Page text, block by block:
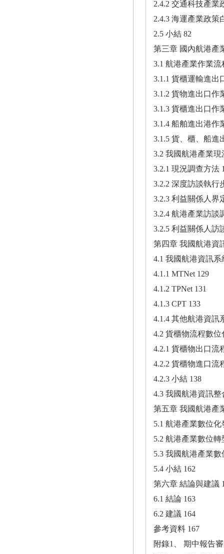
2.4.2 交通科技產業
2.4.3 海運產業政策
2.5 小結 82
第三章 國內航港產
3.1 航港產業作業流
3.1.1 貨櫃運輸進出
3.1.2 貨物進出口作
3.1.3 貨櫃進出口作
3.1.4 船舶進出港作
3.1.5 貨、櫃、船進
3.2 我國航港產業現
3.2.1 現況調查方法
3.2.2 深度訪談執行
3.2.3 利益關係人界
3.2.4 航港產業訪談
3.2.5 利益關係人訪
第四章 我國航港資
4.1 我國航港資訊系
4.1.1 MTNet 129
4.1.2 TPNet 131
4.1.3 CPT 133
4.1.4 其他航港資訊
4.2 貨櫃物流程數位
4.2.1 貨櫃物出口流
4.2.2 貨櫃物進口流
4.2.3 小結 138
4.3 我國航港資訊整
第五章 我國航港產
5.1 航港產業數位化
5.2 航港產業數位
5.3 我國航港產業
5.4 小結 162
第六章 結論與建議
6.1 結論 163
6.2 建議 164
參考資料 167
附錄1、 期中報告